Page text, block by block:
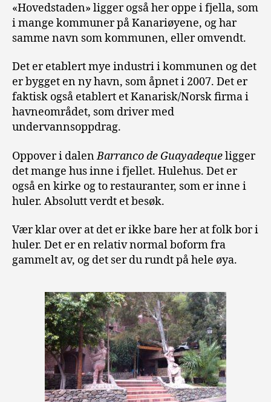
«Hovedstaden» ligger også her oppe i fjella, som
i mange kommuner på Kanariøyene, og har
samme navn som kommunen, eller omvendt.
Det er etablert mye industri i kommunen og det
er bygget en ny havn, som åpnet i 2007. Det er
faktisk også etablert et Kanarisk/Norsk firma i
havneområdet, som driver med
undervannsoppdrag.
Oppover i dalenBarranco de Guayadequeligger
det mange hus inne i fjellet. Hulehus. Det er
også en kirke og to restauranter, som er inne i
huler. Absolutt verdt et besøk.
Vær klar over at det er ikke bare her at folk bor i
huler. Det er en relativ normal boform fra
gammelt av, og det ser du rundt på hele øya.